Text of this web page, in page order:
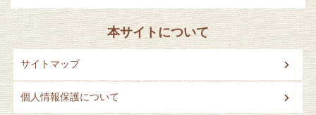
本サイトについて
サイトマップ
個人情報保護について